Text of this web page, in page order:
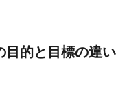
目的と目標の違い